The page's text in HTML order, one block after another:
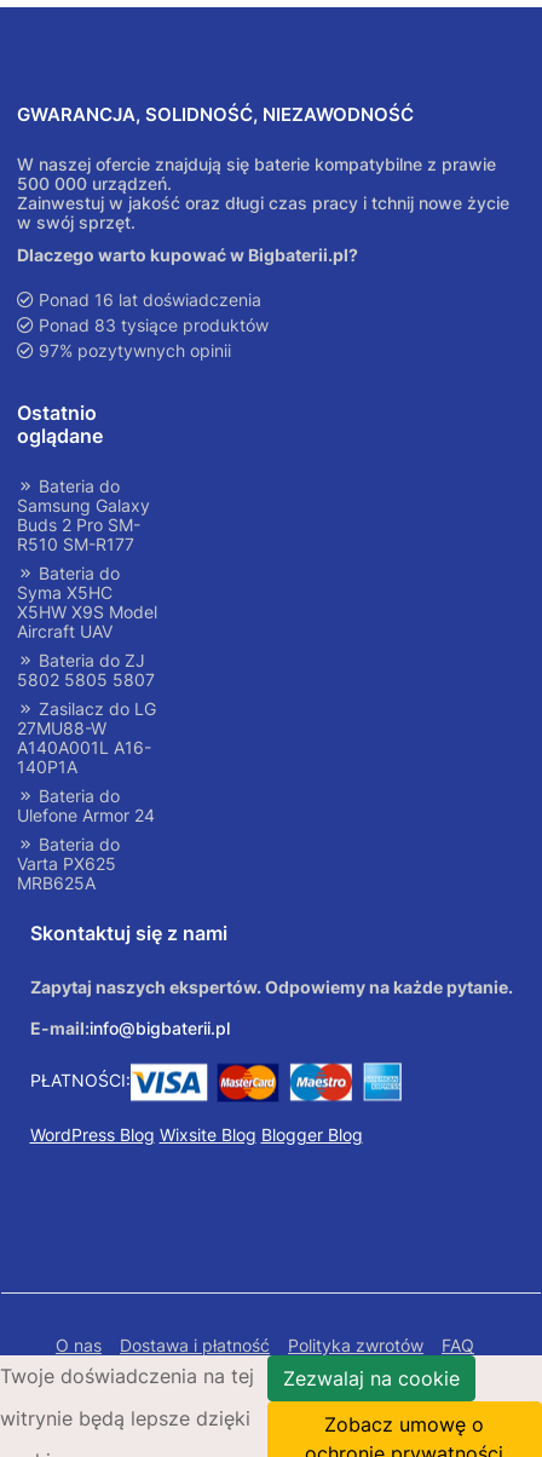
GWARANCJA, SOLIDNOŚĆ, NIEZAWODNOŚĆ
W naszej ofercie znajdują się baterie kompatybilne z prawie
500 000 urządzeń.
Zainwestuj w jakość oraz długi czas pracy i tchnij nowe życie
w swój sprzęt.
Dlaczego warto kupować w Bigbaterii.pl?
Ponad 16 lat doświadczenia
Ponad 83 tysiące produktów
97% pozytywnych opinii
Ostatnio
oglądane
Bateria do
Samsung Galaxy
Buds 2 Pro SM-
R510 SM-R177
Bateria do
Syma X5HC
X5HW X9S Model
Aircraft UAV
Bateria do ZJ
5802 5805 5807
Zasilacz do LG
27MU88-W
A140A001L A16-
140P1A
Bateria do
Ulefone Armor 24
Bateria do
Varta PX625
MRB625A
Skontaktuj się z nami
Zapytaj naszych ekspertów. Odpowiemy na każde pytanie.
E-mail:info@bigbaterii.pl
PŁATNOŚCI:
WordPress Blog Wixsite Blog Blogger Blog
O nas Dostawa i płatność Polityka zwrotów
FAQ
Polityka prywatności
Mapa Strony
Copyright © 2026 Bigbaterii.pl. Wszelkie prawa
zastrzeżone.
Twoje doświadczenia na tej
witrynie będą lepsze dzięki
Zezwalaj na cookie
Zobacz umowę o